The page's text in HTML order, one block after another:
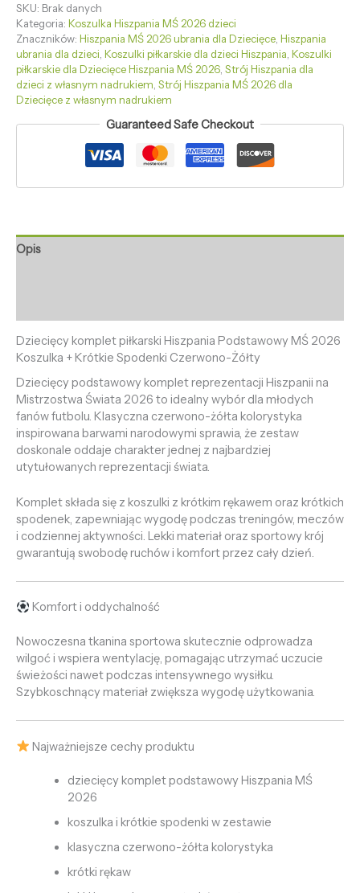
SKU: Brak danych
Kategoria: Koszulka Hiszpania MŚ 2026 dzieci
Znaczników: Hiszpania MŚ 2026 ubrania dla Dziecięce, Hiszpania
ubrania dla dzieci, Koszulki piłkarskie dla dzieci Hiszpania, Koszulki
piłkarskie dla Dziecięce Hiszpania MŚ 2026, Strój Hiszpania dla
dzieci z własnym nadrukiem, Strój Hiszpania MŚ 2026 dla
Dziecięce z własnym nadrukiem
Guaranteed Safe Checkout
Opis
Dziecięcy komplet piłkarski Hiszpania Podstawowy MŚ 2026
Koszulka + Krótkie Spodenki Czerwono-Żółty
Dziecięcy podstawowy komplet reprezentacji Hiszpanii na
Mistrzostwa Świata 2026 to idealny wybór dla młodych
fanów futbolu. Klasyczna czerwono-żółta kolorystyka
inspirowana barwami narodowymi sprawia, że zestaw
doskonale oddaje charakter jednej z najbardziej
utytułowanych reprezentacji świata.
Komplet składa się z koszulki z krótkim rękawem oraz krótkich
spodenek, zapewniając wygodę podczas treningów, meczów
i codziennej aktywności. Lekki materiał oraz sportowy krój
gwarantują swobodę ruchów i komfort przez cały dzień.
Komfort i oddychalność
Nowoczesna tkanina sportowa skutecznie odprowadza
wilgoć i wspiera wentylację, pomagając utrzymać uczucie
świeżości nawet podczas intensywnego wysiłku.
Szybkoschnący materiał zwiększa wygodę użytkowania.
Najważniejsze cechy produktu
dziecięcy komplet podstawowy Hiszpania MŚ
2026
koszulka i krótkie spodenki w zestawie
klasyczna czerwono-żółta kolorystyka
krótki rękaw